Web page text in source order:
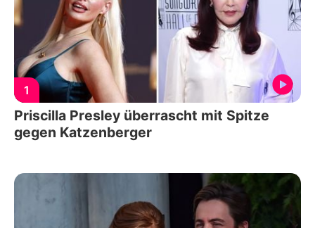
1
Priscilla Presley überrascht mit Spitze
gegen Katzenberger